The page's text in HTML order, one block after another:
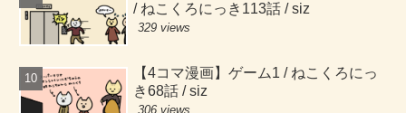
/ ねこくろにっき113話 / siz
329 views
【4コマ漫画】ゲーム1 / ねこくろにっ
き68話 / siz
306 views